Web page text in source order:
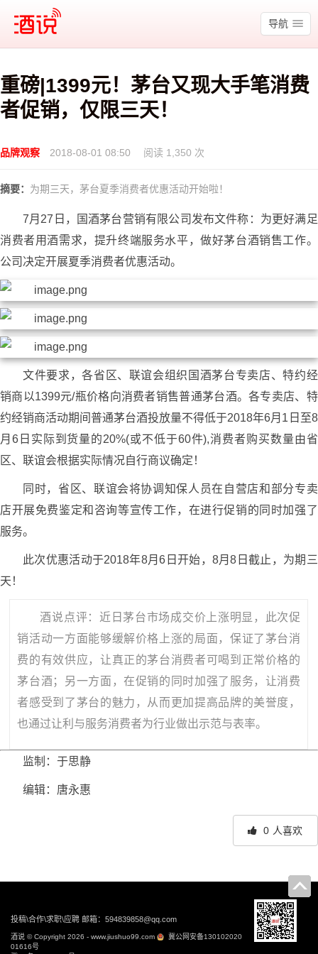
酒说
导航
重磅|1399元！茅台又现大手笔消费
者促销，仅限三天！
品牌观察 2018-08-01 08:50 阅读 1,350 次
摘要： 为期三天，茅台夏季消费者优惠活动开始啦！
7月27日，国酒茅台营销有限公司发布文件称：为更好满足
消费者用酒需求，提升终端服务水平，做好茅台酒销售工作。
公司决定开展夏季消费者优惠活动。
文件要求，各省区、联谊会组织国酒茅台专卖店、特约经
销商以1399元/瓶价格向消费者销售普通茅台酒。各专卖店、特
约经销商活动期间普通茅台酒投放量不得低于2018年6月1日至8
月6日实际到货量的20%(或不低于60件),消费者购买数量由省
区、联谊会根据实际情况自行商议确定！
同时，省区、联谊会将协调知保人员在自营店和部分专卖
店开展免费鉴定和咨询等宣传工作，在进行促销的同时加强了
服务。
此次优惠活动于2018年8月6日开始，8月8日截止，为期三
天！
酒说点评：近日茅台市场成交价上涨明显，此次促
销活动一方面能够缓解价格上涨的局面，保证了茅台消
费的有效供应，让真正的茅台消费者可喝到正常价格的
茅台酒；另一方面，在促销的同时加强了服务，让消费
者感受到了茅台的魅力，从而更加提高品牌的美誉度，
也通过让利与服务消费者为行业做出示范与表率。
监制：于思静
编辑：唐永惠
0 人喜欢
文
投稿\合作\求职\应聘 邮箱：594839858@qq.com
酒说 © Copyright 2026 - www.jiushuo99.com
冀公网安备130102020
01616号